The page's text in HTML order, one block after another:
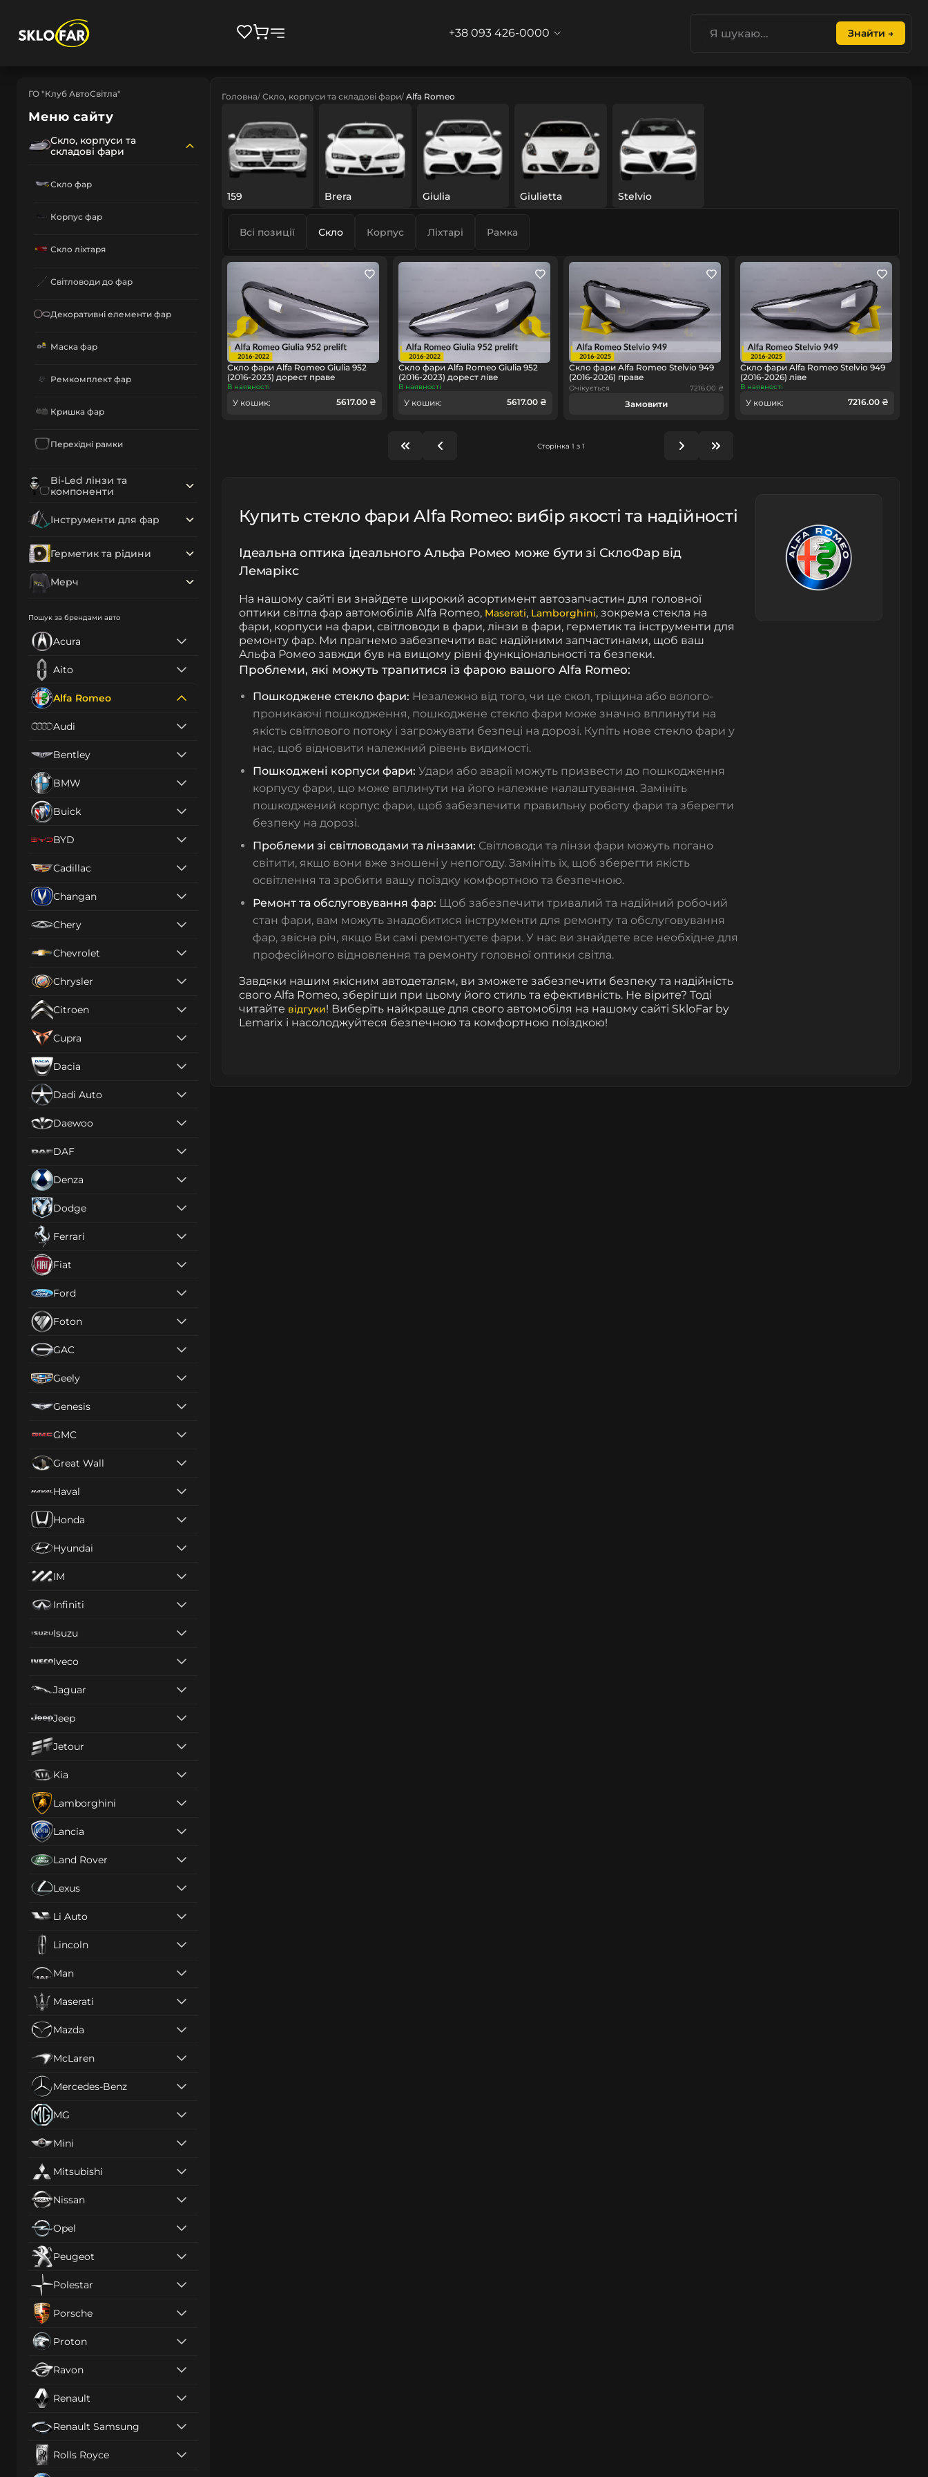
+38 093 426-0000 Знайти →
ГО "Клуб АвтоСвітла"
Меню сайту
Скло, корпуси та
складові фари
Скло фар
Корпус фар
Скло ліхтаря
Світловоди до фар
Декоративні елементи фар
Маска фар
Ремкомплект фар
Кришка фар
Перехідні рамки
Bi-Led лінзи та
компоненти
Інструменти для фар
Герметик та рідини
Мерч
Пошук за брендами авто
Acura
Aito
Alfa Romeo
Audi
Bentley
BMW
Buick
BYD
Cadillac
Changan
Chery
Chevrolet
Chrysler
Citroen
Cupra
Dacia
Dadi Auto
Daewoo
DAF
Denza
Dodge
Ferrari
Fiat
Ford
Foton
GAC
Geely
Genesis
GMC
Great Wall
Haval
Honda
Hyundai
IM
Infiniti
Isuzu
Iveco
Jaguar
Jeep
Jetour
Kia
Lamborghini
Lancia
Land Rover
Lexus
Li Auto
Lincoln
Man
Maserati
Mazda
McLaren
Mercedes-Benz
MG
Mini
Mitsubishi
Nissan
Opel
Peugeot
Polestar
Porsche
Proton
Ravon
Renault
Renault Samsung
Rolls Royce
Головна Скло, корпуси та складові фари Alfa Romeo
159 Brera Giulia Giulietta Stelvio
Всі позиції Скло Корпус Ліхтарі Рамка
Скло фари Alfa Romeo Giulia 952
(2016-2023) дорест праве
В наявності
У кошик: 5617.00 ₴
Скло фари Alfa Romeo Giulia 952
(2016-2023) дорест ліве
В наявності
У кошик: 5617.00 ₴
Скло фари Alfa Romeo Stelvio 949
(2016-2026) праве
Очікується 7216.00 ₴
Замовити
Скло фари Alfa Romeo Stelvio 949
(2016-2026) ліве
В наявності
У кошик: 7216.00 ₴
Сторінка 1 з 1
Купить стекло фари Alfa Romeo: вибір якості та надійності
Ідеальна оптика ідеального Альфа Ромео може бути зі СклоФар від
Лемарікс
На нашому сайті ви знайдете широкий асортимент автозапчастин для головної
оптики світла фар автомобілів Alfa Romeo, Maserati, Lamborghini, зокрема стекла на
фари, корпуси на фари, світловоди в фари, лінзи в фари, герметик та інструменти для
ремонту фар. Ми прагнемо забезпечити вас надійними запчастинами, щоб ваш
Альфа Ромео завжди був на вищому рівні функціональності та безпеки.
Проблеми, які можуть трапитися із фарою вашого Alfa Romeo:
Пошкоджене стекло фари: Незалежно від того, чи це скол, тріщина або волого-
проникаючі пошкодження, пошкоджене стекло фари може значно вплинути на
якість світлового потоку і загрожувати безпеці на дорозі. Купіть нове стекло фари у
нас, щоб відновити належний рівень видимості.
Пошкоджені корпуси фари: Удари або аварії можуть призвести до пошкодження
корпусу фари, що може вплинути на його належне налаштування. Замініть
пошкоджений корпус фари, щоб забезпечити правильну роботу фари та зберегти
безпеку на дорозі.
Проблеми зі світловодами та лінзами: Світловоди та лінзи фари можуть погано
світити, якщо вони вже зношені у непогоду. Замініть їх, щоб зберегти якість
освітлення та зробити вашу поїздку комфортною та безпечною.
Ремонт та обслуговування фар: Щоб забезпечити тривалий та надійний робочий
стан фари, вам можуть знадобитися інструменти для ремонту та обслуговування
фар, звісна річ, якщо Ви самі ремонтуєте фари. У нас ви знайдете все необхідне для
професійного відновлення та ремонту головної оптики світла.
Завдяки нашим якісним автодеталям, ви зможете забезпечити безпеку та надійність
свого Alfa Romeo, зберігши при цьому його стиль та ефективність. Не вірите? Тоді
читайте відгуки! Виберіть найкраще для свого автомобіля на нашому сайті SkloFar by
Lemarix і насолоджуйтеся безпечною та комфортною поїздкою!